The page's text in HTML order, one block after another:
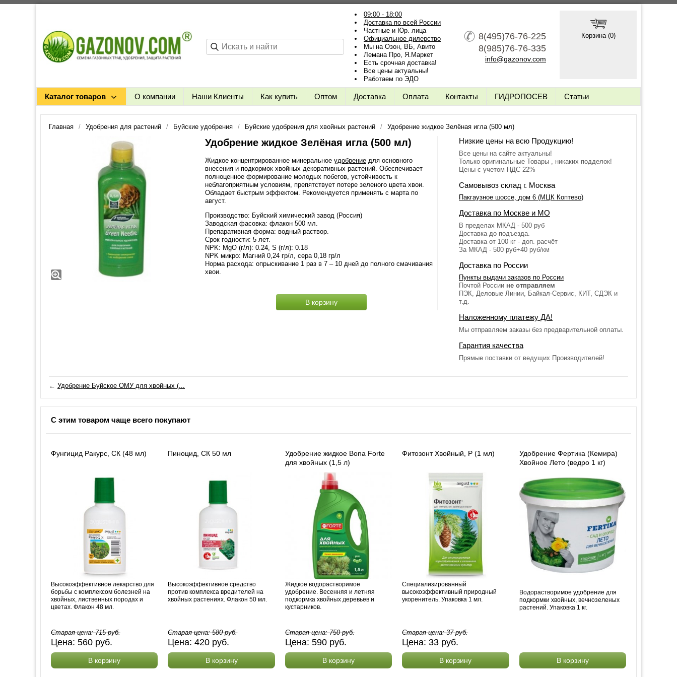
09:00 - 18:00
Доставка по всей России
Частные и Юр. лица
Официальное дилерство
Мы на Озон, ВБ, Авито
Лемана Про, Я.Маркет
Есть срочная доставка!
Все цены актуальны!
Работаем по ЭДО
8(495)76-76-225
8(985)76-76-335
info@gazonov.com
Корзина (0)
Каталог товаров О компании Наши Клиенты Как купить Оптом Доставка Оплата Контакты ГИДРОПОСЕВ Статьи
Главная Удобрения для растений Буйские удобрения Буйские удобрения для хвойных растений Удобрение жидкое Зелёная игла (500 мл)
Удобрение жидкое Зелёная игла (500 мл)
Жидкое концентрированное минеральное удобрение для основного
внесения и подкормок хвойных декоративных растений. Обеспечивает
полноценное формирование молодых побегов, устойчивость к
неблагоприятным условиям, препятствует потере зеленого цвета хвои.
Обладает быстрым эффектом. Рекомендуется применять с марта по
август.
Производство: Буйский химический завод (Россия)
Заводская фасовка: флакон 500 мл.
Препаративная форма: водный раствор.
Срок годности: 5 лет.
NPK: MgO (г/л): 0.24, S (г/л): 0.18
NPK микро: Магний 0,24 гр/л, сера 0,18 гр/л
Норма расхода: опрыскивание 1 раз в 7 – 10 дней до полного смачивания
хвои.
В корзину
Низкие цены на всю Продукцию!
Все цены на сайте актуальны!
Только оригинальные Товары , никаких подделок!
Цены с учетом НДС 22%
Самовывоз склад г. Москва
Пакгаузное шоссе, дом 6 (МЦК Коптево)
Доставка по Москве и МО
В пределах МКАД - 500 руб
Доставка до подъезда.
Доставка от 100 кг - доп. расчёт
За МКАД - 500 руб+40 руб/км
Доставка по России
Пункты выдачи заказов по России
Почтой России не отправляем
ПЭК, Деловые Линии, Байкал-Сервис, КИТ, СДЭК и
т.д.
Наложенному платежу ДА!
Мы отправляем заказы без предварительной оплаты.
Гарантия качества
Прямые поставки от ведущих Производителей!
← Удобрение Буйское ОМУ для хвойных (...
С этим товаром чаще всего покупают
Фунгицид Ракурс, СК (48 мл)
Высокоэффективное лекарство для
борьбы с комплексом болезней на
хвойных, лиственных породах и
цветах. Флакон 48 мл.
Старая цена:715руб.
Цена: 560 руб.
В корзину
Пиноцид, СК 50 мл
Высокоэффективное средство
против комплекса вредителей на
хвойных растениях. Флакон 50 мл.
Старая цена:580руб.
Цена:420 руб.
В корзину
Удобрение жидкое Bona Forte
для хвойных (1,5 л)
Жидкое водорастворимое
удобрение. Весенняя и летняя
подкормка хвойных деревьев и
кустарников.
Старая цена:750руб.
Цена: 590руб.
В корзину
Фитозонт Хвойный, Р (1 мл)
Специализированный
высокоэффективный природный
укоренитель. Упаковка 1 мл.
Старая цена:37руб.
Цена:33 руб.
В корзину
Удобрение Фертика (Кемира)
Хвойное Лето (ведро 1 кг)
Водорастворимое удобрение для
подкормки хвойных, вечнозеленых
растений. Упаковка 1 кг.
В корзину